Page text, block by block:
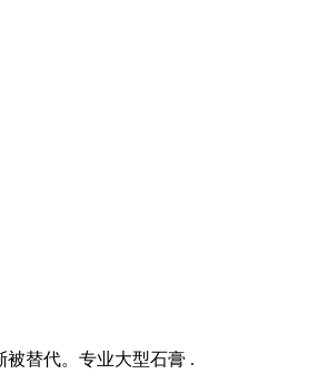
替代。专业大型石膏 .